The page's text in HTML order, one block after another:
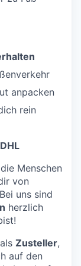
anpacken
rein
Menschen
von
uns sind
herzlich
Zusteller,
auf den